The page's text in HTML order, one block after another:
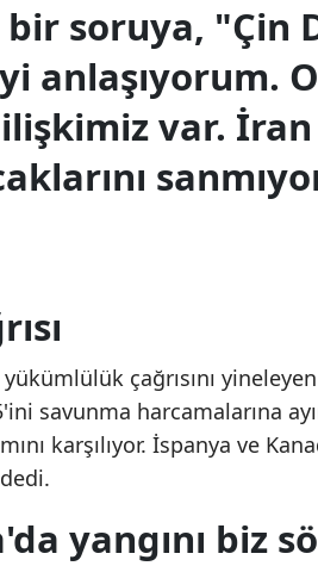
soruya, "Çin
anlaşıyorum.
var. İran
çağrısını
savunma harcamalarına
karşılıyor. İspanya ve
yangını biz